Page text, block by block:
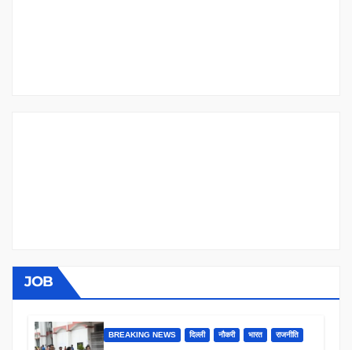
JOB
BREAKING NEWS दिल्ली नौकरी भारत राजनीति